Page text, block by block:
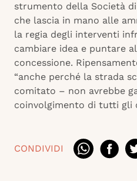
strumento della Società
che lascia in mano alle
la regia degli interventi
cambiare idea e puntare
concessione.
“anche perché la strada
comitato – non avrebbe
coinvolgimento di tutti gli
CONDIVIDI